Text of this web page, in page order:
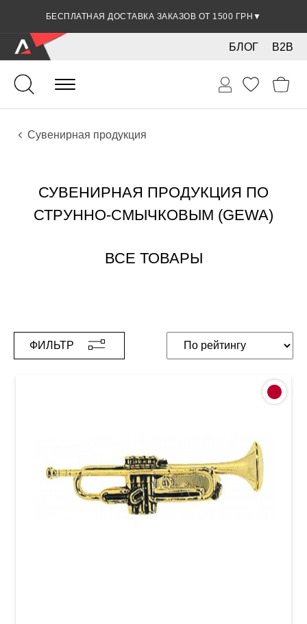
БЕСПЛАТНАЯ ДОСТАВКА ЗАКАЗОВ ОТ 1500 ГРН ▼
СКИДКА 5% ПРИ ОПЛАТЕ БАНКОВСКОЙ КАРТОЧКОЙ
B2B
БЛОГ
Струно-смычковые
Аксессуары
Сувенирная продукция
СУВЕНИРНАЯ ПРОДУКЦИЯ ПО
СТРУННО-СМЫЧКОВЫМ (GEWA)
ВСЕ ТОВАРЫ
ФИЛЬТР